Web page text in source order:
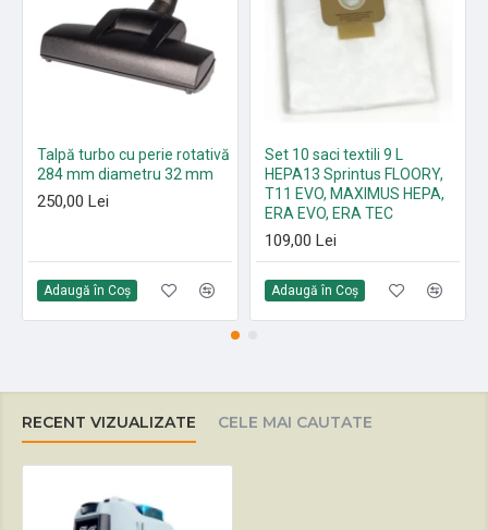
Talpă turbo cu perie rotativă
284 mm diametru 32 mm
250,00 Lei
Adaugă în Coş
Set 10 saci textili 9 L
HEPA13 Sprintus FLOORY,
T11 EVO, MAXIMUS HEPA,
ERA EVO, ERA TEC
109,00 Lei
Adaugă în Coş
RECENT VIZUALIZATE CELE MAI CAUTATE